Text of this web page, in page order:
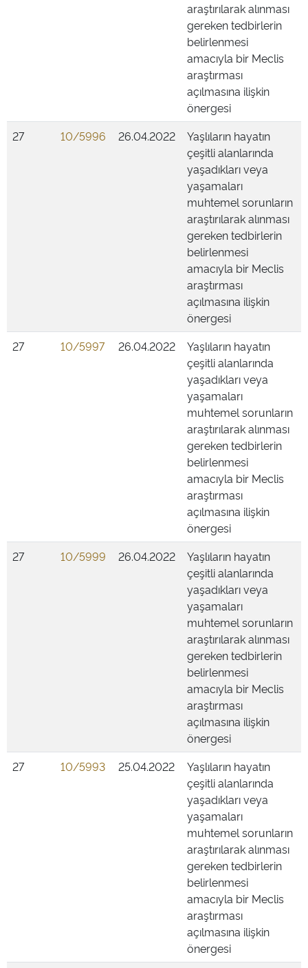
araştırılarak alınması
gereken tedbirlerin
belirlenmesi
amacıyla bir Meclis
araştırması
açılmasına ilişkin
önergesi
27
10/5996 26.04.2022
Yaşlıların hayatın
çeşitli alanlarında
yaşadıkları veya
yaşamaları
muhtemel sorunların
araştırılarak alınması
gereken tedbirlerin
belirlenmesi
amacıyla bir Meclis
araştırması
açılmasına ilişkin
önergesi
27
10/5997 26.04.2022
Yaşlıların hayatın
çeşitli alanlarında
yaşadıkları veya
yaşamaları
muhtemel sorunların
araştırılarak alınması
gereken tedbirlerin
belirlenmesi
amacıyla bir Meclis
araştırması
açılmasına ilişkin
önergesi
27
10/5999 26.04.2022
Yaşlıların hayatın
çeşitli alanlarında
yaşadıkları veya
yaşamaları
muhtemel sorunların
araştırılarak alınması
gereken tedbirlerin
belirlenmesi
amacıyla bir Meclis
araştırması
açılmasına ilişkin
önergesi
27
10/5993 25.04.2022
Yaşlıların hayatın
çeşitli alanlarında
yaşadıkları veya
yaşamaları
muhtemel sorunların
araştırılarak alınması
gereken tedbirlerin
belirlenmesi
amacıyla bir Meclis
araştırması
açılmasına ilişkin
önergesi